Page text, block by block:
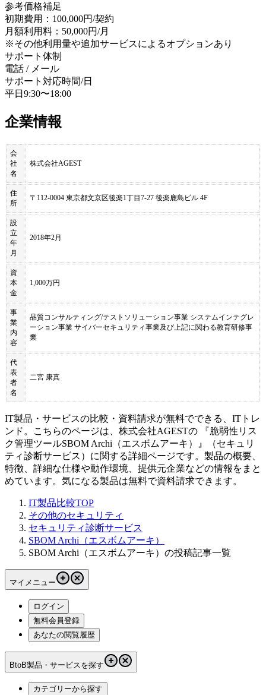
参考価格補足
初期費用：100,000円/契約
月額利用料：50,000円/月
※その他利用量や追加サービスによるオプションあり
サポート体制
電話 / メール
サポート対応時間/日
平日9:30〜18:00
企業情報
会
社
名
株式会社AGEST
住
所
〒112-0004 東京都文京区後楽1丁目7-27 後楽鹿島ビル 4F
設
立
年
月
2018年2月
資
本
金
1,000万円
事
業
内
容
品質コンサルティング/テストソリューション事業 システムインテグレ
ーション事業 サイバーセキュリティ事業及び上記に関わる教育研修事
業
代
表
者
名
二宮 康真
IT製品・サービスの比較・資料請求が無料でできる、ITトレ
ンド。こちらのページは、 株式会社AGESTの 『脆弱性リス
ク管理ツールSBOM Archi（エスボムアーキ） 』（セキュリ
ティ診断サービス ）に関する詳細ページです。製品の概要、
特徴、詳細な仕様や動作環境、提供元企業などの情報をまと
めています。気になる製品は無料で資料請求できます。
IT製品比較TOP
その他のセキュリティ
セキュリティ診断サービス
SBOM Archi（エスボムアーキ）
SBOM Archi（エスボムアーキ）の投稿記事一覧
マイメニュー
ログイン
無料会員登録
あなたの閲覧履歴
BtoB製品・サービスを探す
カテゴリーから探す